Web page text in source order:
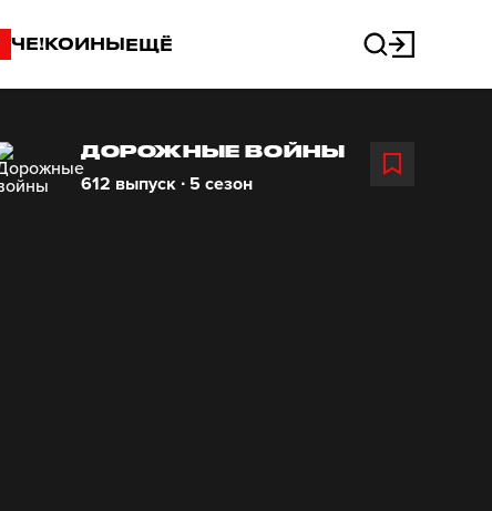
ЧЕ!КОИНЫЕЩЁ
ДОРОЖНЫЕ ВОЙНЫ
612 выпуск ∙ 5 сезон